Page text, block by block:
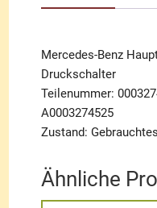
Mercedes-Benz
Druckschalter
Teilenummer:
A0003274525
Zustand:
Ähnliche